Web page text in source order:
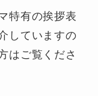
特有の挨拶表
していますの
はご覧くださ